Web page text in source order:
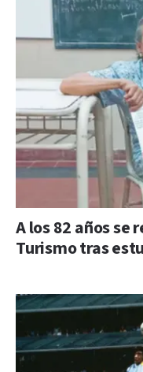
A los 82 años se
Turismo tras